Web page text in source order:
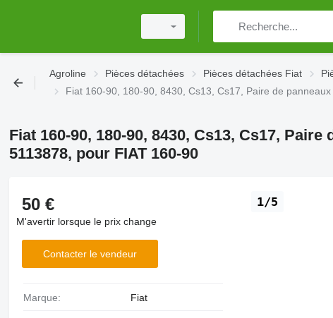
Agroline Pièces détachées Pièces détachées Fiat
Fiat 160-90, 180-90, 8430, Cs13, Cs17, Paire de
Fiat 160-90, 180-90, 8430, Cs13, Cs17,
5113878, pour FIAT 160-90
1/5
50 €
M'avertir lorsque le prix change
Contacter le vendeur
Marque: Fiat